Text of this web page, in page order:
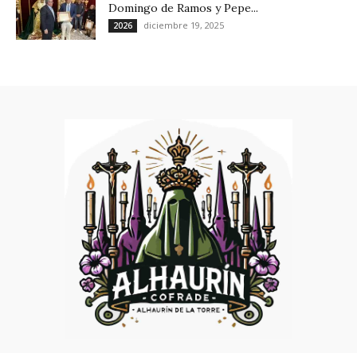
Domingo de Ramos y Pepe...
2026 diciembre 19, 2025